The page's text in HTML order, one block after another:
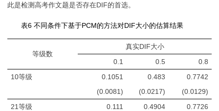
此是检测高考作文题是否存在DIF的首选。
表6 不同条件下基于PCM的方法对DIF大小的估算结果
等级数
真实DIF大小
0.1
0.5
0.8
10等级
0.1051 0.483
0.7742
(0.0081)
(0.0217)
(0.0129)
21等级
0.111 0.4904
0.7726